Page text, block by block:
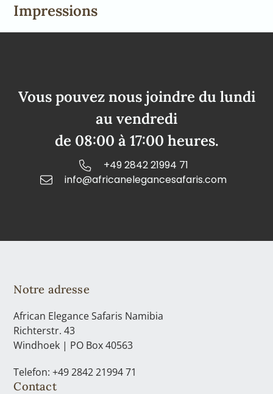
Impressions
Vous pouvez nous joindre du lundi
au vendredi
de 08:00 à 17:00 heures.
+49 2842 21994 71
info@africanelegancesafaris.com
Notre adresse
African Elegance Safaris Namibia
Richterstr. 43
Windhoek | PO Box 40563
Telefon: +49 2842 21994 71
Contact